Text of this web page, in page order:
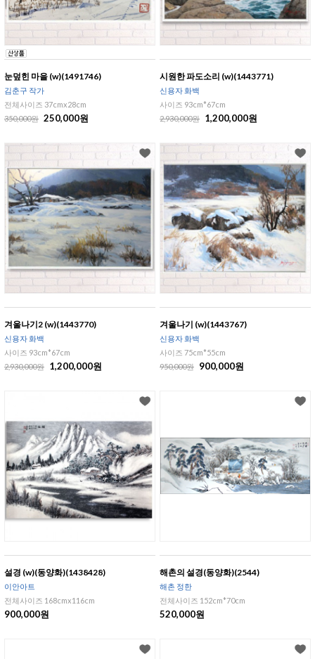
눈덮힌 마을 (w)(1491746)
김춘구 작가
전체사이즈 37cmx28cm
350,000원 250,000원
시원한 파도소리 (w)(1443771)
신용자 화백
사이즈 93cm*67cm
2,930,000원
1,200,000원
겨울나기2 (w)(1443770)
신용자 화백
사이즈 93cm*67cm
2,930,000원
1,200,000원
겨울나기 (w)(1443767)
신용자 화백
사이즈 75cm*55cm
950,000원
900,000원
설경 (w)(동양화)(1438428)
이안아트
전체사이즈 168cmx116cm
900,000원
해촌의 설경(동양화)(2544)
해촌 정한
전체사이즈 152cm*70cm
520,000원